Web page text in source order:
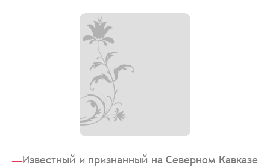
Известный и признанный на Северном Кавказе